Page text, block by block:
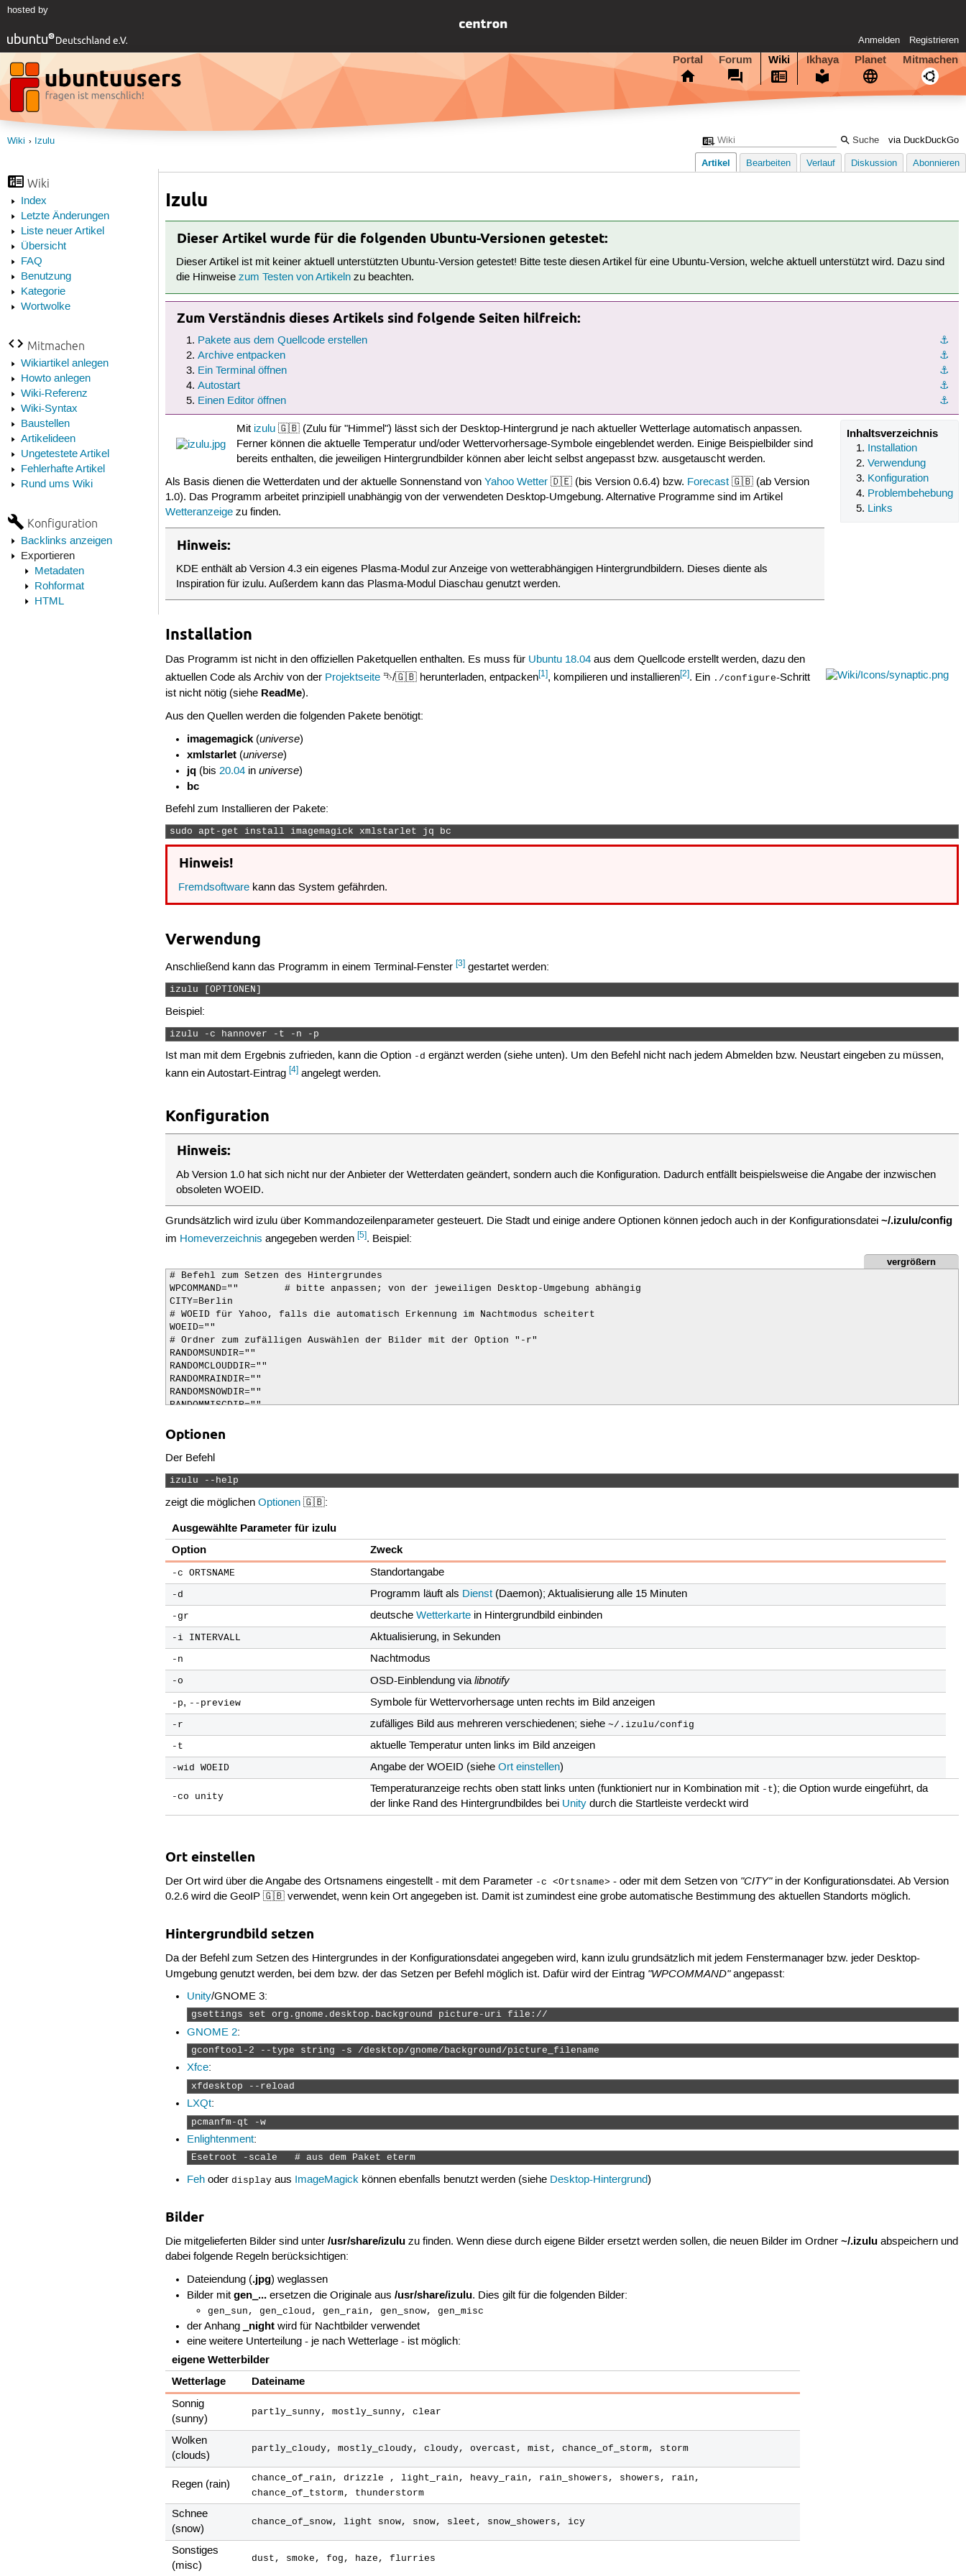
hosted by
Anmelden Registrieren
Portal Forum Wiki Ikhaya Planet Mitmachen
via DuckDuckGo
Wiki Izulu
Wiki
Index
Letzte Änderungen
Liste neuer Artikel
Übersicht
FAQ
Benutzung
Kategorie
Wortwolke
Mitmachen
Wikiartikel anlegen
Howto anlegen
Wiki-Referenz
Wiki-Syntax
Baustellen
Artikelideen
Ungetestete Artikel
Fehlerhafte Artikel
Rund ums Wiki
Konfiguration
Backlinks anzeigen
Exportieren
Metadaten
Rohformat
HTML
Artikel Bearbeiten Verlauf Diskussion Abonnieren
Izulu
Dieser Artikel wurde für die folgenden Ubuntu-Versionen getestet:
Dieser Artikel ist mit keiner aktuell unterstützten Ubuntu-Version getestet! Bitte teste diesen Artikel für eine Ubuntu-Version, welche aktuell unterstützt wird. Dazu sind
die Hinweisezum Testen von Artikeln zu beachten.
Zum Verständnis dieses Artikels sind folgende Seiten hilfreich:
⚓︎
Pakete aus dem Quellcode erstellen
⚓︎
Archive entpacken
⚓︎
Ein Terminal öffnen
⚓︎
Autostart
⚓︎
Einen Editor öffnen
Inhaltsverzeichnis
Installation
Verwendung
Konfiguration
Problembehebung
Links
Mit izulu🇬🇧 (Zulu für "Himmel") lässt sich der Desktop-Hintergrund je nach aktueller Wetterlage automatisch anpassen.
Ferner können die aktuelle Temperatur und/oder Wettervorhersage-Symbole eingeblendet werden. Einige Beispielbilder sind
bereits enthalten, die jeweiligen Hintergrundbilder können aber leicht selbst angepasst bzw. ausgetauscht werden.
Als Basis dienen die Wetterdaten und der aktuelle Sonnenstand vonYahoo Wetter 🇩🇪 (bis Version 0.6.4) bzw. Forecast 🇬🇧 (ab Version
1.0). Das Programm arbeitet prinzipiell unabhängig von der verwendeten Desktop-Umgebung. Alternative Programme sind im Artikel
Wetteranzeige zu finden.
Hinweis:
KDE enthält ab Version 4.3 ein eigenes Plasma-Modul zur Anzeige von wetterabhängigen Hintergrundbildern. Dieses diente als
Inspiration für izulu. Außerdem kann das Plasma-Modul Diaschau genutzt werden.
Installation
Das Programm ist nicht in den offiziellen Paketquellen enthalten. Es muss für Ubuntu 18.04 aus dem Quellcode erstellt werden, dazu den
aktuellen Code als Archiv von der Projektseite ⮷/🇬🇧 herunterladen, entpacken[1], kompilieren und installieren[2]. Ein ./configure-Schritt
ist nicht nötig (siehe ReadMe).
Aus den Quellen werden die folgenden Pakete benötigt:
imagemagick(universe)
xmlstarlet(universe)
jq(bis 20.04in universe)
bc
Befehl zum Installieren der Pakete:
sudo apt-get install imagemagick xmlstarlet jq bc
Hinweis!
Fremdsoftware kann das System gefährden.
Verwendung
Anschließend kann das Programm in einem Terminal-Fenster[3] gestartet werden:
izulu [OPTIONEN]
Beispiel:
izulu -c hannover -t -n -p
Ist man mit dem Ergebnis zufrieden, kann die Option -d ergänzt werden (siehe unten). Um den Befehl nicht nach jedem Abmelden bzw. Neustart eingeben zu müssen,
kann ein Autostart-Eintrag[4] angelegt werden.
Konfiguration
Hinweis:
Ab Version 1.0 hat sich nicht nur der Anbieter der Wetterdaten geändert, sondern auch die Konfiguration. Dadurch entfällt beispielsweise die Angabe der inzwischen
obsoleten WOEID.
Grundsätzlich wird izulu über Kommandozeilenparameter gesteuert. Die Stadt und einige andere Optionen können jedoch auch in der Konfigurationsdatei~/.izulu/config
im Homeverzeichnis angegeben werden[5]. Beispiel:
vergrößern
# Befehl zum Setzen des Hintergrundes
WPCOMMAND=""        # bitte anpassen; von der jeweiligen Desktop-Umgebung abhängig
CITY=Berlin
# WOEID für Yahoo, falls die automatisch Erkennung im Nachtmodus scheitert
WOEID=""
# Ordner zum zufälligen Auswählen der Bilder mit der Option "-r"
RANDOMSUNDIR=""
RANDOMCLOUDDIR=""
RANDOMRAINDIR=""
RANDOMSNOWDIR=""
RANDOMMISCDIR=""
Optionen
Der Befehl
izulu --help
zeigt die möglichenOptionen 🇬🇧:
Ausgewählte Parameter für izulu
Option
Zweck
-c ORTSNAME Standortangabe
-d Programm läuft als Dienst (Daemon); Aktualisierung alle 15 Minuten
-gr deutscheWetterkarte in Hintergrundbild einbinden
-i INTERVALL Aktualisierung, in Sekunden
-n Nachtmodus
-o OSD-Einblendung vialibnotify
-p, --preview Symbole für Wettervorhersage unten rechts im Bild anzeigen
-r zufälliges Bild aus mehreren verschiedenen; siehe~/.izulu/config
-t aktuelle Temperatur unten links im Bild anzeigen
-wid WOEID Angabe der WOEID (sieheOrt einstellen)
-co unity
Temperaturanzeige rechts oben statt links unten (funktioniert nur in Kombination mit -t); die Option wurde eingeführt, da
der linke Rand des Hintergrundbildes bei Unity durch die Startleiste verdeckt wird
Ort einstellen
Der Ort wird über die Angabe des Ortsnamens eingestellt - mit dem Parameter -c <Ortsname> - oder mit dem Setzen von "CITY"in der Konfigurationsdatei. Ab Version
0.2.6 wird die GeoIP 🇬🇧 verwendet, wenn kein Ort angegeben ist. Damit ist zumindest eine grobe automatische Bestimmung des aktuellen Standorts möglich.
Hintergrundbild setzen
Da der Befehl zum Setzen des Hintergrundes in der Konfigurationsdatei angegeben wird, kann izulu grundsätzlich mit jedem Fenstermanager bzw. jeder Desktop-
Umgebung genutzt werden, bei dem bzw. der das Setzen per Befehl möglich ist. Dafür wird der Eintrag "WPCOMMAND"angepasst:
Unity/GNOME 3:
gsettings set org.gnome.desktop.background picture-uri file://
GNOME 2:
gconftool-2 --type string -s /desktop/gnome/background/picture_filename
Xfce:
xfdesktop --reload
LXQt:
pcmanfm-qt -w
Enlightenment:
Esetroot -scale   # aus dem Paket eterm
Fehoder displayaus ImageMagickkönnen ebenfalls benutzt werden (siehe Desktop-Hintergrund)
Bilder
Die mitgelieferten Bilder sind unter/usr/share/izulu zu finden. Wenn diese durch eigene Bilder ersetzt werden sollen, die neuen Bilder im Ordner~/.izulu abspeichern und
dabei folgende Regeln berücksichtigen:
Dateiendung (.jpg) weglassen
Bilder mit gen_...ersetzen die Originale aus /usr/share/izulu. Dies gilt für die folgenden Bilder:
gen_sun, gen_cloud, gen_rain, gen_snow, gen_misc
der Anhang _nightwird für Nachtbilder verwendet
eine weitere Unterteilung - je nach Wetterlage - ist möglich:
eigene Wetterbilder
Wetterlage
Dateiname
Sonnig
(sunny)
partly_sunny, mostly_sunny, clear
Wolken
(clouds)
partly_cloudy, mostly_cloudy, cloudy, overcast, mist, chance_of_storm, storm
Regen (rain)
chance_of_rain, drizzle , light_rain, heavy_rain, rain_showers, showers, rain,
chance_of_tstorm, thunderstorm
Schnee
(snow)
chance_of_snow, light snow, snow, sleet, snow_showers, icy
Sonstiges
(misc)
dust, smoke, fog, haze, flurries